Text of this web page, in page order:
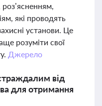
які проводять
установи. Це
розуміти свої
Джерело
від
для отримання